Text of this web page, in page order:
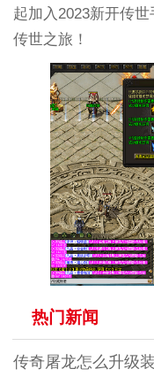
起加入2023新开传
传世之旅！
热门新闻
传奇屠龙怎么升级